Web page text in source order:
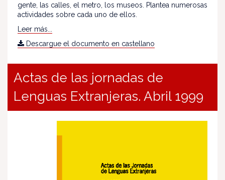
gente, las calles, el metro, los museos. Plantea numerosas
actividades sobre cada uno de ellos.
Leer más...
Descargue el documento en castellano
Actas de las jornadas de
Lenguas Extranjeras. Abril 1999